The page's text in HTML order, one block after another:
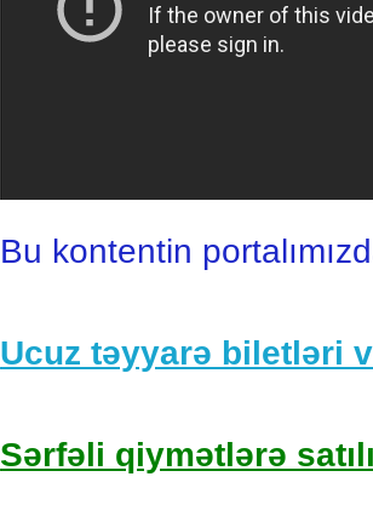
Bu kontentin
Ucuz təyyarə biletləri
Sərfəli qiymətlərə